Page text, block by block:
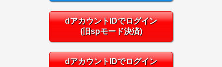
dアカウントIDでログイン
(旧spモード決済)
dアカウントIDでログイン